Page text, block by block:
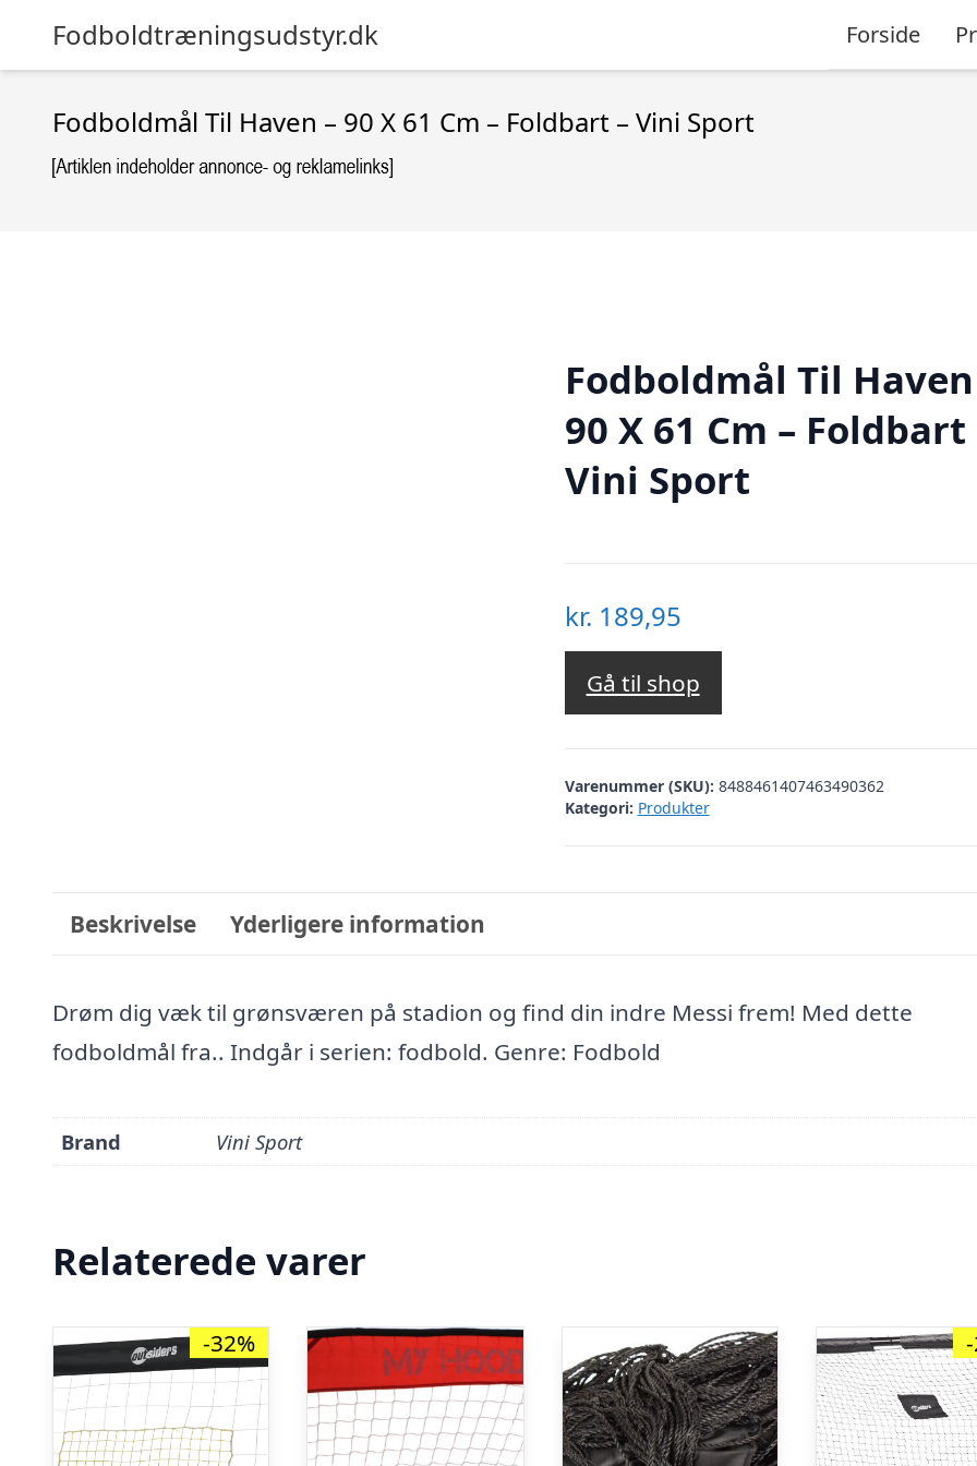
Fodboldtræningsudstyr.dk Forside
Fodboldmål Til Haven – 90 X 61 Cm – Foldbart – Vini Sport
Fodboldmål Til
90 X 61 Cm – Foldbart
Vini Sport
kr. 189,95
Gå til shop
Varenummer (SKU): 8488461407463490362
Kategori: Produkter
Beskrivelse Yderligere information
Drøm dig væk til grønsværen på stadion og find din indre Messi frem! Med dette
fodboldmål fra.. Indgår i serien: fodbold. Genre: Fodbold
Brand Vini Sport
Relaterede varer
-32%